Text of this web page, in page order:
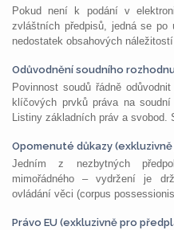
Pokud není k podání v
zvláštních předpisů, jedná se
nedostatek obsahových
Odůvodnění soudního
Povinnost soudů řádně
klíčových prvků práva na
Listiny základních práv a svobod.
Opomenuté důkazy
Jedním z nezbytných
mimořádného – vydržení je
ovládání věci (corpus
Právo EU (exkluzivně pro